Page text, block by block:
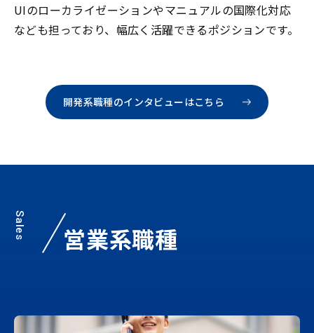
UIのローカライゼーションやマニュアルの国際化対応
なども担っており、幅広く活躍できるポジションです。
開発系職種のインタビューはこちら
営業系職種
Sales